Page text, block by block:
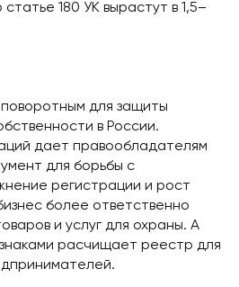
180 УК вырастут в 1,5–
для защиты
в России.
дает правообладателям
для борьбы с
регистрации и рост
более ответственно
и услуг для охраны. А
расчищает реестр для